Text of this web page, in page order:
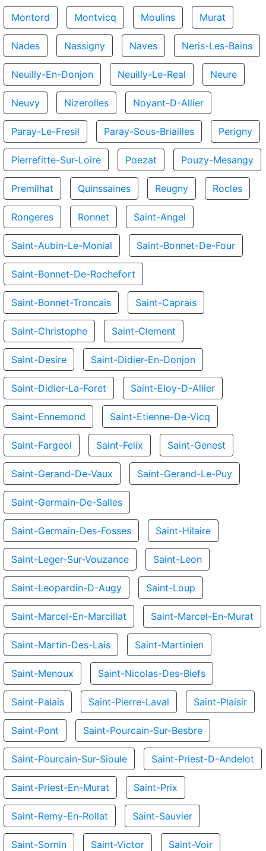
Montord Montvicq Moulins Murat
Nades Nassigny Naves Neris-Les-Bains
Neuilly-En-Donjon Neuilly-Le-Real Neure
Neuvy Nizerolles Noyant-D-Allier
Paray-Le-Fresil Paray-Sous-Briailles Perigny
Pierrefitte-Sur-Loire Poezat Pouzy-Mesangy
Premilhat Quinssaines Reugny Rocles
Rongeres Ronnet Saint-Angel
Saint-Aubin-Le-Monial Saint-Bonnet-De-Four
Saint-Bonnet-De-Rochefort
Saint-Bonnet-Troncais Saint-Caprais
Saint-Christophe Saint-Clement
Saint-Desire Saint-Didier-En-Donjon
Saint-Didier-La-Foret Saint-Eloy-D-Allier
Saint-Ennemond Saint-Etienne-De-Vicq
Saint-Fargeol Saint-Felix Saint-Genest
Saint-Gerand-De-Vaux Saint-Gerand-Le-Puy
Saint-Germain-De-Salles
Saint-Germain-Des-Fosses Saint-Hilaire
Saint-Leger-Sur-Vouzance Saint-Leon
Saint-Leopardin-D-Augy Saint-Loup
Saint-Marcel-En-Marcillat Saint-Marcel-En-Murat
Saint-Martin-Des-Lais Saint-Martinien
Saint-Menoux Saint-Nicolas-Des-Biefs
Saint-Palais Saint-Pierre-Laval Saint-Plaisir
Saint-Pont Saint-Pourcain-Sur-Besbre
Saint-Pourcain-Sur-Sioule Saint-Priest-D-Andelot
Saint-Priest-En-Murat Saint-Prix
Saint-Remy-En-Rollat Saint-Sauvier
Saint-Sornin Saint-Victor Saint-Voir